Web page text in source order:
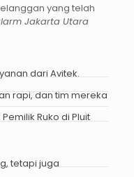
yang telah
Jakarta Utara
dari Avitek.
rapi, dan tim mereka
Ruko di Pluit
tetapi juga